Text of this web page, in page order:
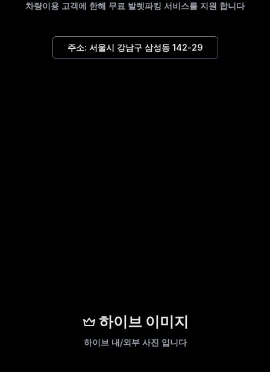
차량이용 고객에 한해 무료 발렛파킹 서비스를 지원 합니다
주소: 서울시 강남구 삼성동 142-29
하이브 이미지
하이브 내/외부 사진 입니다